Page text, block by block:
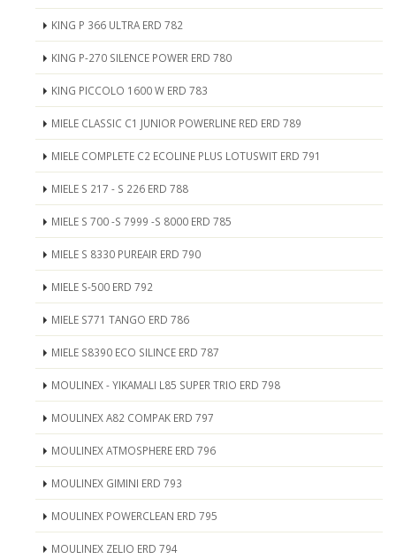
KING P 366 ULTRA ERD 782
KING P-270 SILENCE POWER ERD 780
KING PICCOLO 1600 W ERD 783
MIELE CLASSIC C1 JUNIOR POWERLINE RED ERD 789
MIELE COMPLETE C2 ECOLINE PLUS LOTUSWIT ERD 791
MIELE S 217 - S 226 ERD 788
MIELE S 700 -S 7999 -S 8000 ERD 785
MIELE S 8330 PUREAIR ERD 790
MIELE S-500 ERD 792
MIELE S771 TANGO ERD 786
MIELE S8390 ECO SILINCE ERD 787
MOULINEX - YIKAMALI L85 SUPER TRIO ERD 798
MOULINEX A82 COMPAK ERD 797
MOULINEX ATMOSPHERE ERD 796
MOULINEX GIMINI ERD 793
MOULINEX POWERCLEAN ERD 795
MOULINEX ZELIO ERD 794